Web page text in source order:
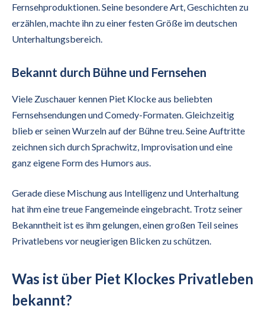
Fernsehproduktionen. Seine besondere Art, Geschichten zu
erzählen, machte ihn zu einer festen Größe im deutschen
Unterhaltungsbereich.
Bekannt durch Bühne und Fernsehen
Viele Zuschauer kennen Piet Klocke aus beliebten
Fernsehsendungen und Comedy-Formaten. Gleichzeitig
blieb er seinen Wurzeln auf der Bühne treu. Seine Auftritte
zeichnen sich durch Sprachwitz, Improvisation und eine
ganz eigene Form des Humors aus.
Gerade diese Mischung aus Intelligenz und Unterhaltung
hat ihm eine treue Fangemeinde eingebracht. Trotz seiner
Bekanntheit ist es ihm gelungen, einen großen Teil seines
Privatlebens vor neugierigen Blicken zu schützen.
Was ist über Piet Klockes Privatleben
bekannt?